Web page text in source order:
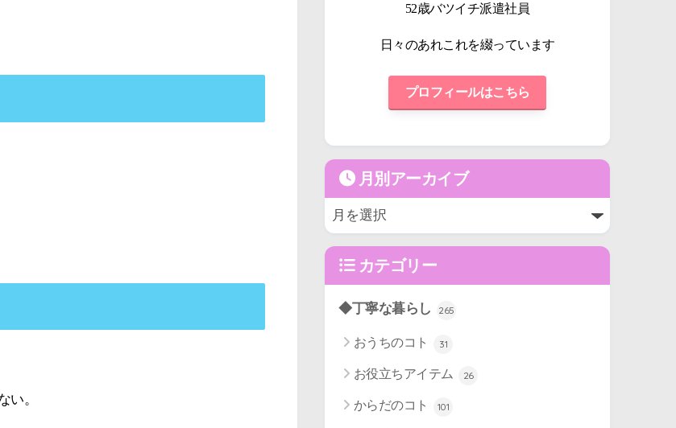
い。
52歳バツイチ派遣社員
日々のあれこれを綴っています
プロフィールはこちら
月別アーカイブ
カテゴリー
◆丁寧な暮らし 265
おうちのコト 31
お役立ちアイテム 26
からだのコト 101